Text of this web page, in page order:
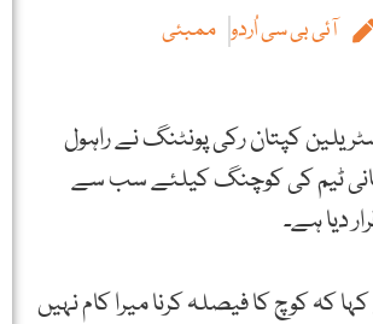
آئی بی سی اُردو ممبئی
کپتان رکی پونٹنگ نے راہول
ٹیم کی کوچنگ کیلئے سب سے
دیا ہے۔
کہ کوچ کا فیصلہ کرنا میرا کام نہیں